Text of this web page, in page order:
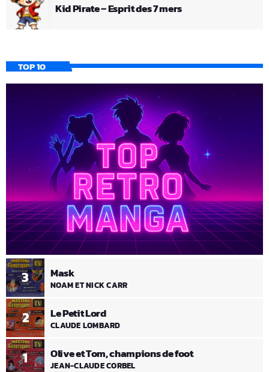
Kid Pirate – Esprit des 7 mers
TOP 10
1 Olive et Tom, champions de foot
JEAN-CLAUDE CORBEL
2 Le Petit Lord
CLAUDE LOMBARD
3 Mask
NOAM ET NICK CARR